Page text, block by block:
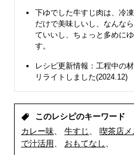
下ゆでした牛すじ肉は、冷
だけで美味しいし、なんな
ていいし、ちょっと多めに
す。
レシピ更新情報：工程中の
リライトしました(2024.12)
このレシピのキーワード
カレー味
牛すじ 喫茶店メ
で汁活用
おもてなし